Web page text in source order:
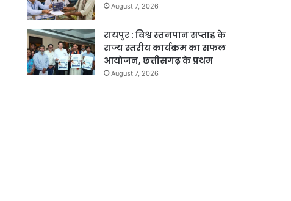
August 7, 2026
रायपुर : विश्व स्तनपान सप्ताह के
राज्य स्तरीय कार्यक्रम का सफल
आयोजन, छत्तीसगढ़ के प्रथम
August 7, 2026